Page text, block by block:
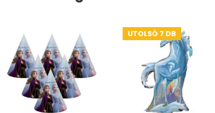
UTOLSÓ 7 DB